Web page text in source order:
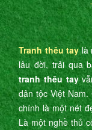
Tranh thêu taylà
lâu đời, trải qua
tranh thêu tay
dân tộc Việt
chính là một nét
Là một nghề thủ